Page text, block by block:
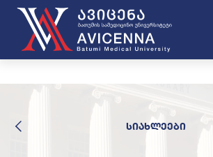
სიახლეები